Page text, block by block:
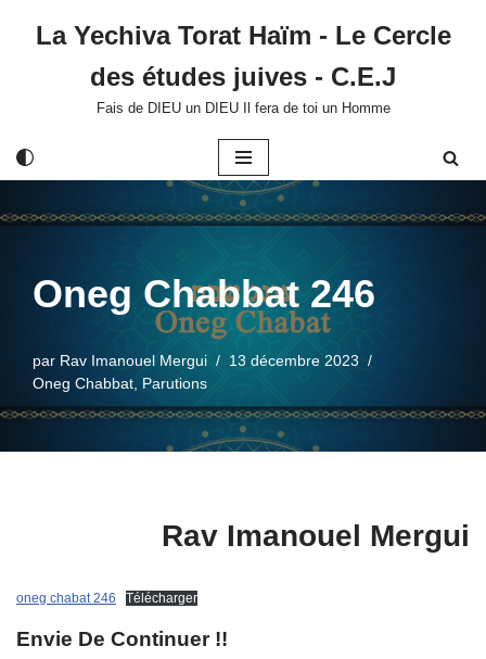
La Yechiva Torat Haïm - Le Cercle
des études juives - C.E.J
Fais de DIEU un DIEU Il fera de toi un Homme
Oneg Chabbat 246
par Rav Imanouel Mergui
13 décembre 2023
Oneg Chabbat Parutions
Rav Imanouel Mergui
oneg chabat 246 Télécharger
Envie De Continuer !!